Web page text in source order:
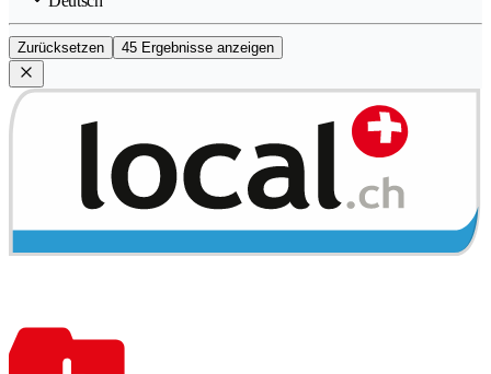
Zurücksetzen 45 Ergebnisse anzeigen